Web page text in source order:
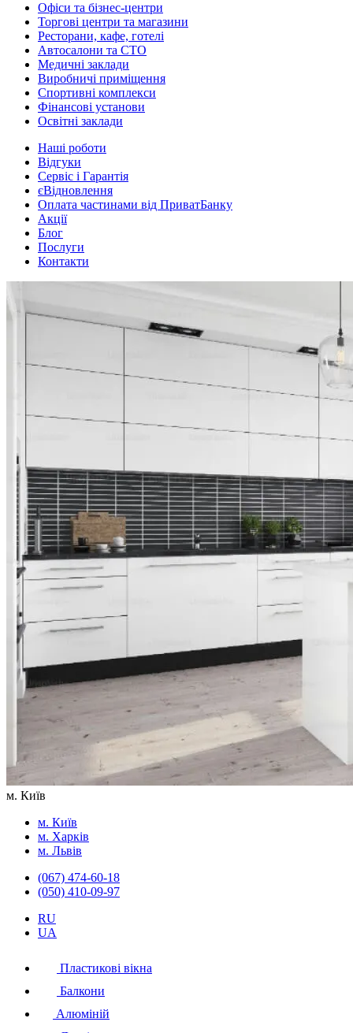
Офіси та бізнес-центри
Торгові центри та магазини
Ресторани, кафе, готелі
Автосалони та СТО
Медичні заклади
Виробничі приміщення
Спортивні комплекси
Фінансові установи
Освітні заклади
Наші роботи
Відгуки
Сервіс і Гарантія
єВідновлення
Оплата частинами від ПриватБанку
Акції
Блог
Послуги
Контакти
м. Київ
м. Київ
м. Харків
м. Львів
(067) 474-60-18
(050) 410-09-97
RU
UA
Пластикові вікна
Балкони
Алюміній